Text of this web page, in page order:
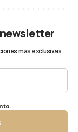
más exclusivas.